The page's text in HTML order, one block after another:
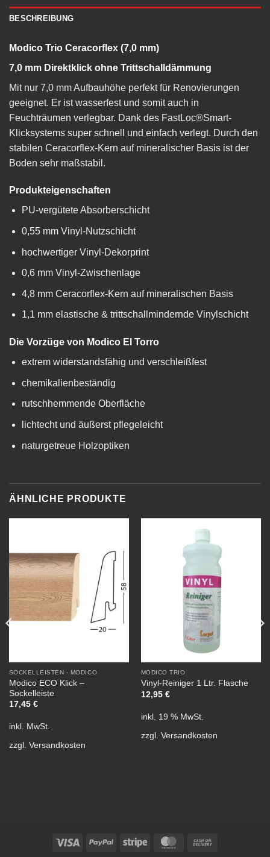
BESCHREIBUNG
Modico Trio Ceracorflex (7,0 mm)
7,0 mm Direktklick ohne Trittschalldämmung
Mit nur 7,0 mm Aufbauhöhe perfekt für Renovierungen
geeignet. Er ist wasserfest und somit auch in
Feuchträumen verlegbar. Dank des FastLoc®Smart-
Klicksystems super schnell und einfach verlegt. Durch den
stabilen Ceracorflex-Kern auf mineralischer Basis ist der
Boden sehr maßstabil.
Produkteigenschaften
PU-vergütete Absorberschicht
0,55 mm Vinyl-Nutzschicht
hochwertiger Vinyl-Dekorprint
0,6 mm Vinyl-Zwischenlage
4,8 mm Ceracorflex-Kern auf mineralischen Basis
1,1 mm elastische & trittschallmindernde Vinylschicht
Die Vorzüge von Modico El Torro
extrem widerstandsfähig und verschleißfest
chemikalienbeständig
rutschhemmende Oberfläche
lichtecht und äußerst pflegeleicht
naturgetreue Holzoptiken
ÄHNLICHE PRODUKTE
SOCKELLEISTEN - MODICO
Modico ECO Klick –
Sockelleiste
17,45 €
inkl. MwSt.
zzgl. Versandkosten
MODICO TRIO
Vinyl-Reiniger 1 Ltr. Flasche
12,95 €
inkl. 19 % MwSt.
zzgl. Versandkosten
Visa PayPal Stripe MasterCard